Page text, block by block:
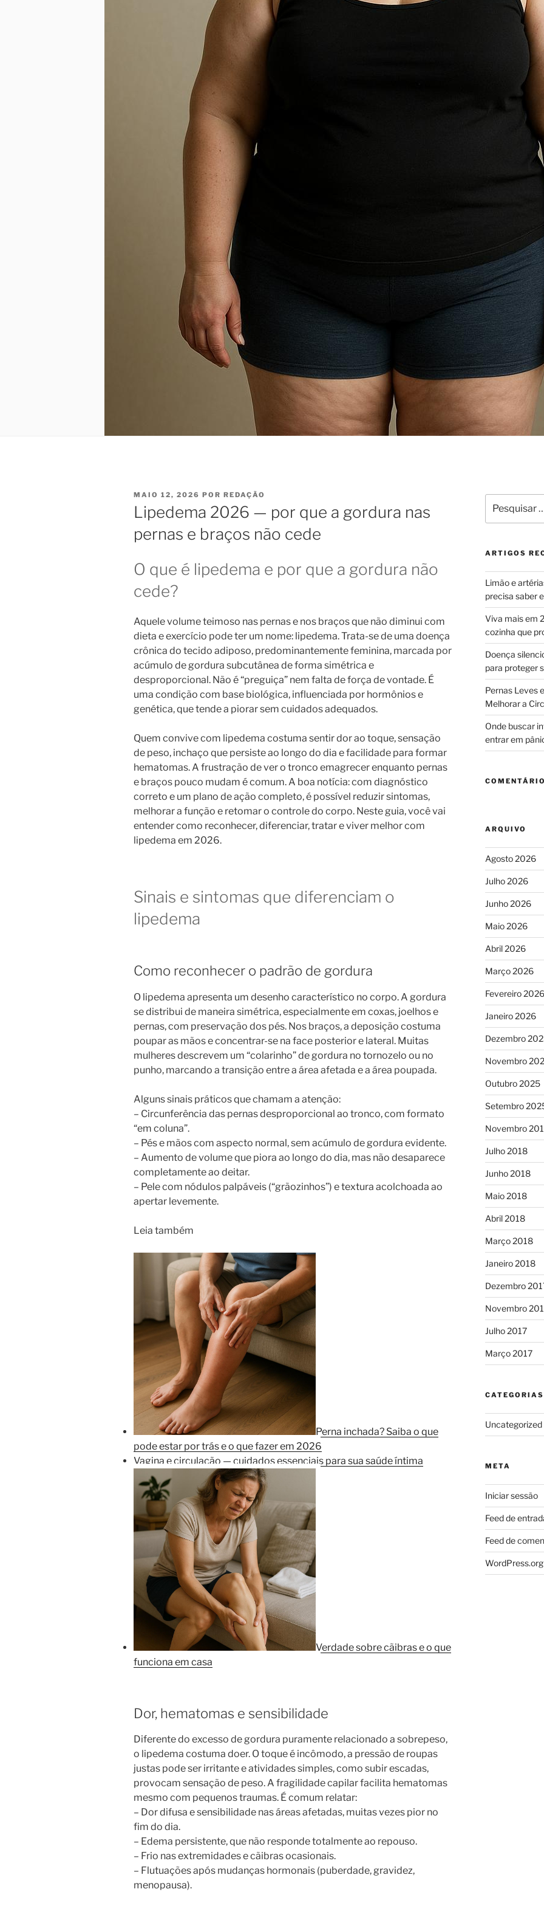
PUBLICADO
EM
MAIO 12, 2026 POR REDAÇÃO
Lipedema 2026 — por que a gordura nas
pernas e braços não cede
O que é lipedema e por que a gordura não
cede?
Aquele volume teimoso nas pernas e nos braços que não diminui com
dieta e exercício pode ter um nome: lipedema. Trata-se de uma doença
crônica do tecido adiposo, predominantemente feminina, marcada por
acúmulo de gordura subcutânea de forma simétrica e
desproporcional. Não é “preguiça” nem falta de força de vontade. É
uma condição com base biológica, influenciada por hormônios e
genética, que tende a piorar sem cuidados adequados.
Quem convive com lipedema costuma sentir dor ao toque, sensação
de peso, inchaço que persiste ao longo do dia e facilidade para formar
hematomas. A frustração de ver o tronco emagrecer enquanto pernas
e braços pouco mudam é comum. A boa notícia: com diagnóstico
correto e um plano de ação completo, é possível reduzir sintomas,
melhorar a função e retomar o controle do corpo. Neste guia, você vai
entender como reconhecer, diferenciar, tratar e viver melhor com
lipedema em 2026.
Sinais e sintomas que diferenciam o
lipedema
Como reconhecer o padrão de gordura
O lipedema apresenta um desenho característico no corpo. A gordura
se distribui de maneira simétrica, especialmente em coxas, joelhos e
pernas, com preservação dos pés. Nos braços, a deposição costuma
poupar as mãos e concentrar-se na face posterior e lateral. Muitas
mulheres descrevem um “colarinho” de gordura no tornozelo ou no
punho, marcando a transição entre a área afetada e a área poupada.
Alguns sinais práticos que chamam a atenção:
– Circunferência das pernas desproporcional ao tronco, com formato
“em coluna”.
– Pés e mãos com aspecto normal, sem acúmulo de gordura evidente.
– Aumento de volume que piora ao longo do dia, mas não desaparece
completamente ao deitar.
– Pele com nódulos palpáveis (“grãozinhos”) e textura acolchoada ao
apertar levemente.
Leia também
Perna inchada? Saiba o que
pode estar por trás e o que fazer em 2026
Vagina e circulação — cuidados essenciais para sua saúde íntima
Verdade sobre cãibras e o que
funciona em casa
Dor, hematomas e sensibilidade
Diferente do excesso de gordura puramente relacionado a sobrepeso,
o lipedema costuma doer. O toque é incômodo, a pressão de roupas
justas pode ser irritante e atividades simples, como subir escadas,
provocam sensação de peso. A fragilidade capilar facilita hematomas
mesmo com pequenos traumas. É comum relatar:
– Dor difusa e sensibilidade nas áreas afetadas, muitas vezes pior no
fim do dia.
– Edema persistente, que não responde totalmente ao repouso.
– Frio nas extremidades e cãibras ocasionais.
– Flutuações após mudanças hormonais (puberdade, gravidez,
menopausa).
por:
ARTIGOS
Limão e
precisa saber
Viva mais em
cozinha que
Doença
para proteger
Pernas Leves
Melhorar a
Onde buscar
entrar em
ARQUIVO
Agosto 2026
Julho 2026
Junho 2026
Maio 2026
Abril 2026
Março 2026
Fevereiro 2026
Janeiro 2026
Dezembro
Novembro
Outubro 2025
Setembro
Novembro
Julho 2018
Junho 2018
Maio 2018
Abril 2018
Março 2018
Janeiro 2018
Dezembro
Novembro
Julho 2017
Março 2017
CATEGORIAS
Uncategorized
META
Iniciar sessão
Feed de
Feed de
WordPress.org